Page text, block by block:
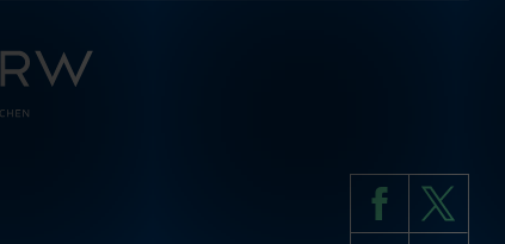
Facebook
X
(vorher: